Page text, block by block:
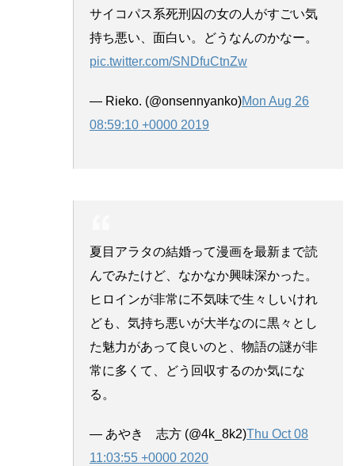
サイコパス系死刑囚の女の人がすごい気
持ち悪い、面白い。どうなんのかなー。
pic.twitter.com/SNDfuCtnZw
— Rieko. (@onsennyanko)Mon Aug 26
08:59:10 +0000 2019
夏目アラタの結婚って漫画を最新まで読
んでみたけど、なかなか興味深かった。
ヒロインが非常に不気味で生々しいけれ
ども、気持ち悪いが大半なのに黒々とし
た魅力があって良いのと、物語の謎が非
常に多くて、どう回収するのか気にな
る。
— あやき 志方 (@4k_8k2)Thu Oct 08
11:03:55 +0000 2020